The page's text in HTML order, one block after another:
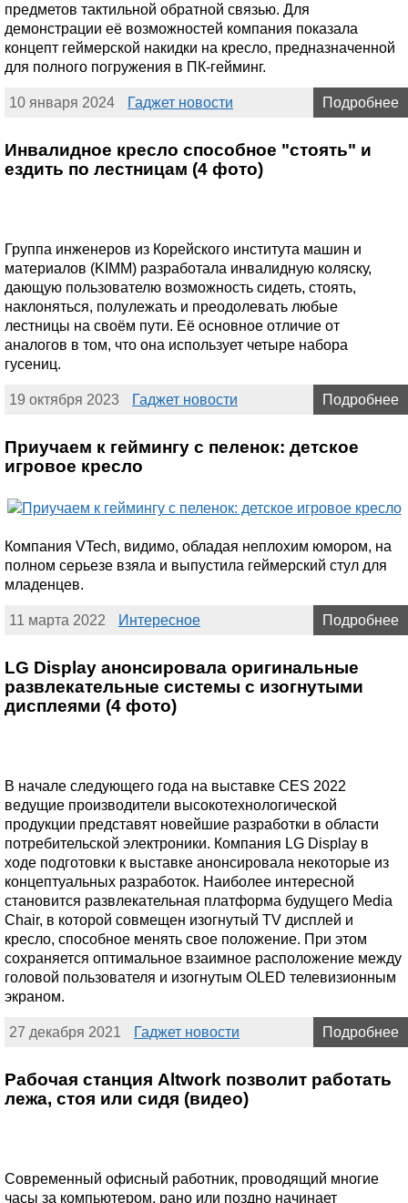
предметов тактильной обратной связью. Для
демонстрации её возможностей компания показала
концепт геймерской накидки на кресло, предназначенной
для полного погружения в ПК-гейминг.
10 января 2024 Гаджет новости Подробнее
Инвалидное кресло способное "стоять" и
ездить по лестницам (4 фото)
Группа инженеров из Корейского института машин и
материалов (KIMM) разработала инвалидную коляску,
дающую пользователю возможность сидеть, стоять,
наклоняться, полулежать и преодолевать любые
лестницы на своём пути. Её основное отличие от
аналогов в том, что она использует четыре набора
гусениц.
19 октября 2023 Гаджет новости Подробнее
Приучаем к геймингу с пеленок: детское
игровое кресло
Компания VTech, видимо, обладая неплохим юмором, на
полном серьезе взяла и выпустила геймерский стул для
младенцев.
11 марта 2022 Интересное Подробнее
LG Display анонсировала оригинальные
развлекательные системы с изогнутыми
дисплеями (4 фото)
В начале следующего года на выставке CES 2022
ведущие производители высокотехнологической
продукции представят новейшие разработки в области
потребительской электроники. Компания LG Display в
ходе подготовки к выставке анонсировала некоторые из
концептуальных разработок. Наиболее интересной
становится развлекательная платформа будущего Media
Chair, в которой совмещен изогнутый TV дисплей и
кресло, способное менять свое положение. При этом
сохраняется оптимальное взаимное расположение между
головой пользователя и изогнутым OLED телевизионным
экраном.
27 декабря 2021 Гаджет новости Подробнее
Рабочая станция Altwork позволит работать
лежа, стоя или сидя (видео)
Современный офисный работник, проводящий многие
часы за компьютером, рано или поздно начинает